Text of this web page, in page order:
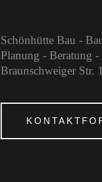
Schönhütte Bau -
Planung - Beratung
Braunschweiger